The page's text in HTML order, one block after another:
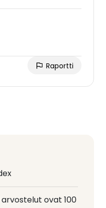
Raportti
ovat 100